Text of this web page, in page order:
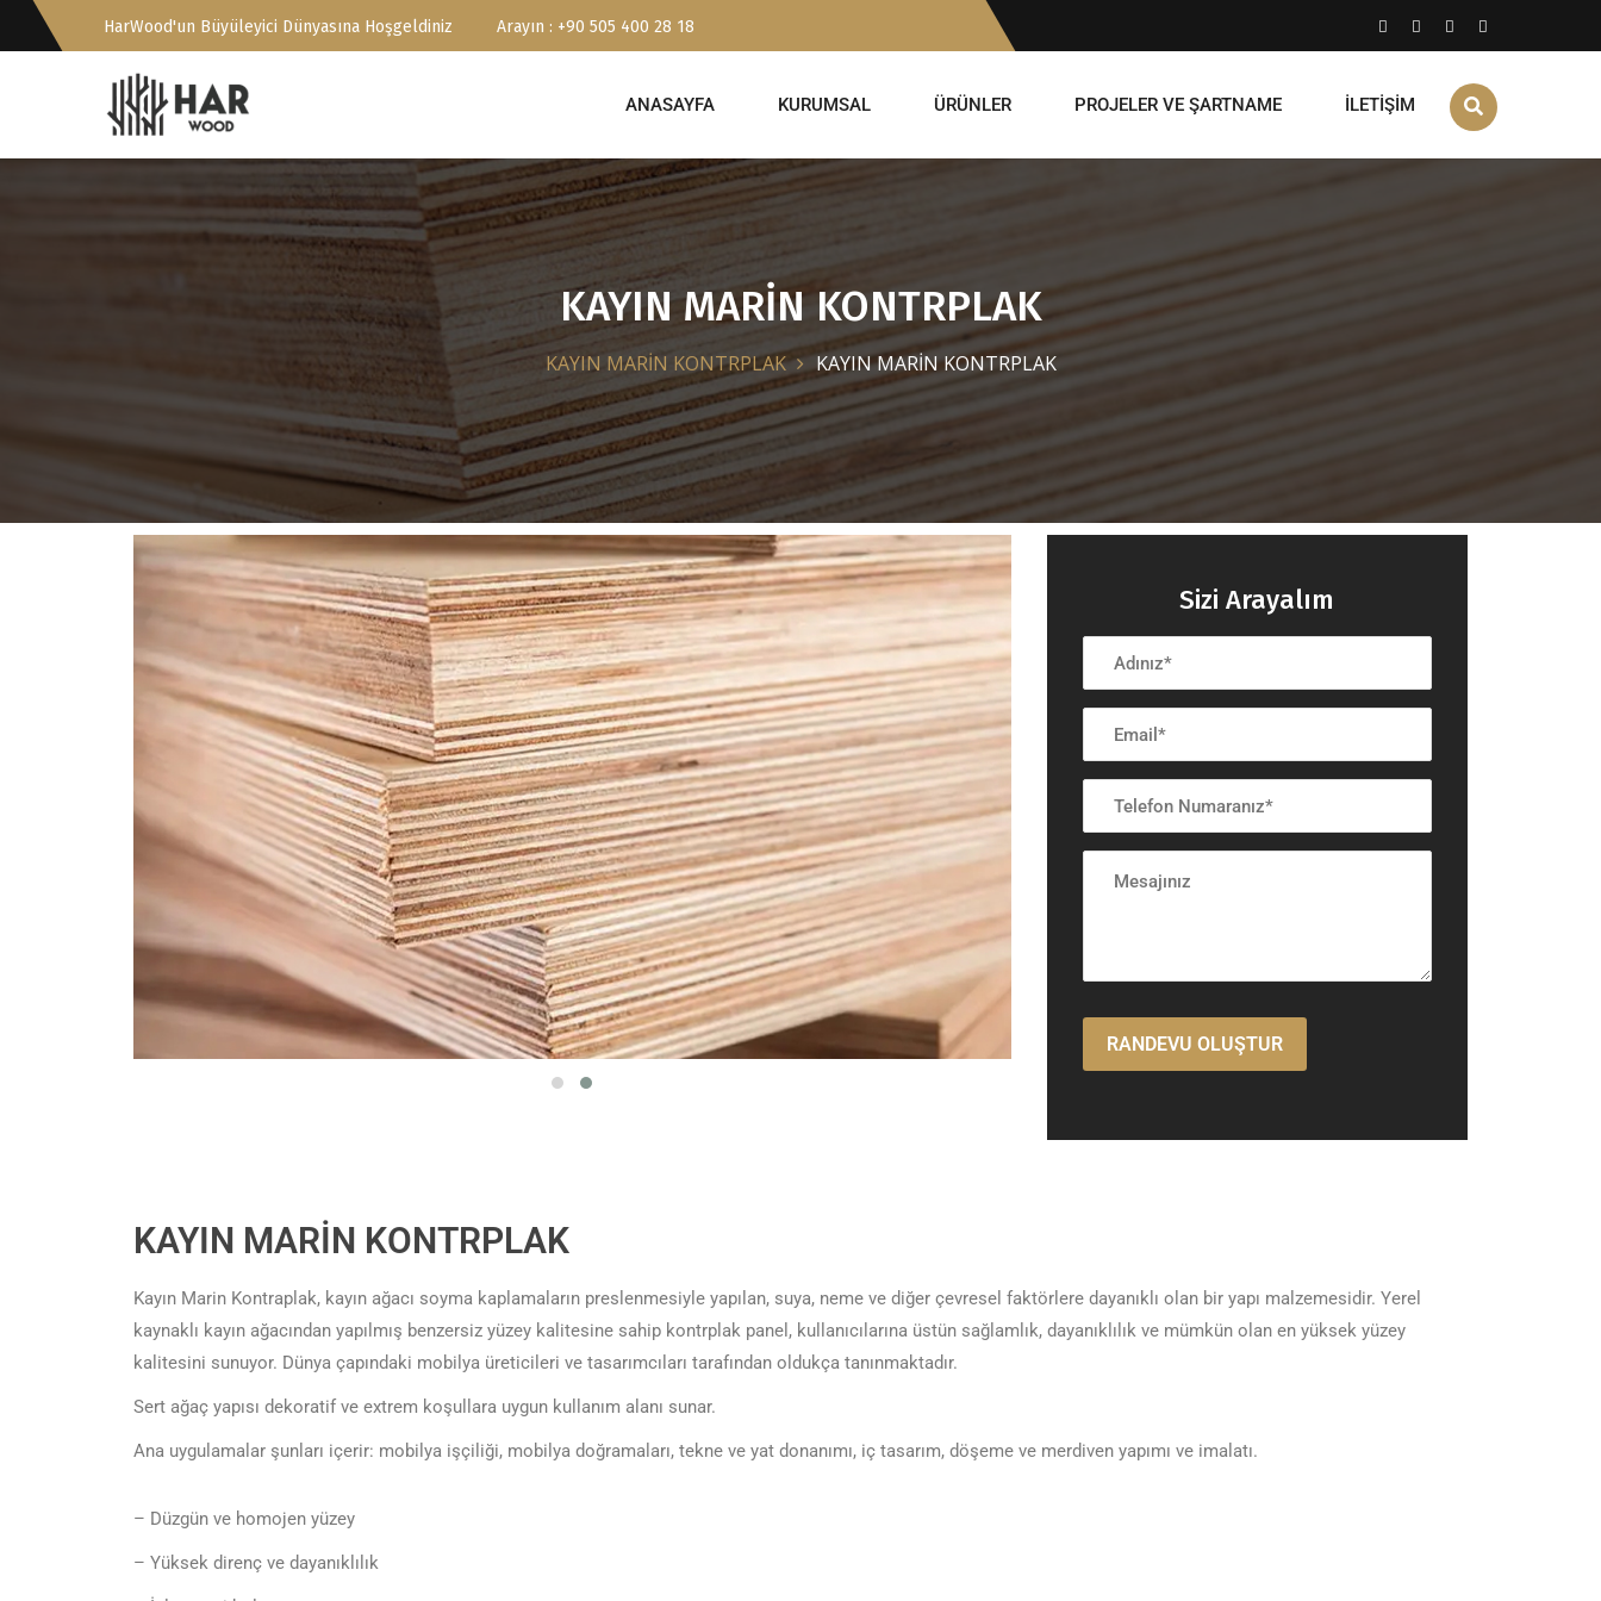
HarWood'un Büyüleyici Dünyasına Hoşgeldiniz Arayın : +90 505 400 28 18
ANASAYFA KURUMSAL ÜRÜNLER PROJELER VE ŞARTNAME İLETİŞİM
KAYIN MARİN KONTRPLAK
KAYIN MARİN KONTRPLAK KAYIN MARİN KONTRPLAK
Sizi Arayalım
KAYIN MARİN KONTRPLAK
Kayın Marin Kontraplak, kayın ağacı soyma kaplamaların preslenmesiyle yapılan, suya, neme ve diğer çevresel faktörlere dayanıklı olan bir yapı malzemesidir. Yerel
kaynaklı kayın ağacından yapılmış benzersiz yüzey kalitesine sahip kontrplak panel, kullanıcılarına üstün sağlamlık, dayanıklılık ve mümkün olan en yüksek yüzey
kalitesini sunuyor. Dünya çapındaki mobilya üreticileri ve tasarımcıları tarafından oldukça tanınmaktadır.
Sert ağaç yapısı dekoratif ve extrem koşullara uygun kullanım alanı sunar.
Ana uygulamalar şunları içerir: mobilya işçiliği, mobilya doğramaları, tekne ve yat donanımı, iç tasarım, döşeme ve merdiven yapımı ve imalatı.
– Düzgün ve homojen yüzey
– Yüksek direnç ve dayanıklılık